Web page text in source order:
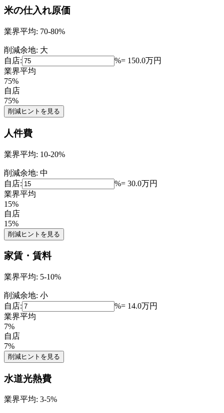
米の仕入れ原価
業界平均: 70-80%
削減余地: 大
自店:
%= 150.0万円
業界平均
75%
自店
75%
削減ヒントを見る
人件費
業界平均: 10-20%
削減余地: 中
自店:
%= 30.0万円
業界平均
15%
自店
15%
削減ヒントを見る
家賃・賃料
業界平均: 5-10%
削減余地: 小
自店:
%= 14.0万円
業界平均
7%
自店
7%
削減ヒントを見る
水道光熱費
業界平均: 3-5%